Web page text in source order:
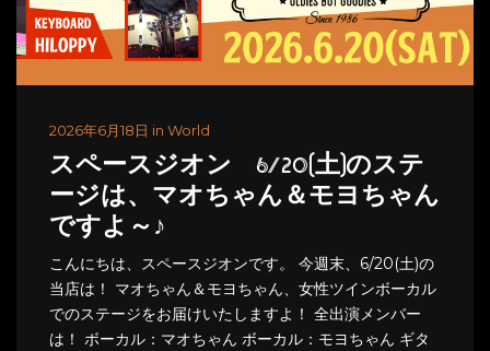
2026年6月18日 in World
スペースジオン 6/20(土)のステ
ージは、マオちゃん＆モヨちゃん
ですよ～♪
こんにちは、スペースジオンです。 今週末、6/20(土)の
当店は！ マオちゃん＆モヨちゃん、女性ツインボーカル
でのステージをお届けいたしますよ！ 全出演メンバー
は！ ボーカル：マオちゃん ボーカル：モヨちゃん ギタ